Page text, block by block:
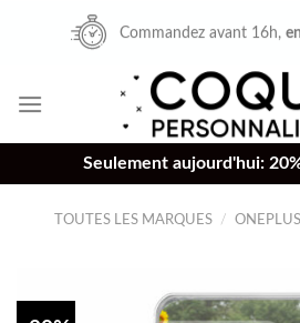
Commandez avant 16h,
Seulement aujourd'hui:
TOUTES LES MARQUES / ONEPLUS